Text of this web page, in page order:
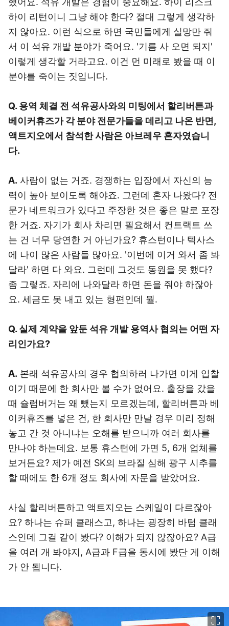
하이 리턴이니 그냥 해야 한다? 절대 그렇게 생각하
지 않아요. 이런 식으로 하면 국민들에게 실망만 줘
서 이 석유 개발 분야가 죽어요. '기름 사 오면 되지'
이렇게 생각할 거라고요. 이건 먼 미래로 봤을 때 이
분야를 죽이는 짓입니다.
Q. 용역 체결 전 석유공사와의 미팅에서 할리버튼과
베이커휴즈가 각 분야 전문가들을 데리고 나온 반면,
액트지오에서 참석한 사람은 아브레우 혼자였습니
다.
A. 사람이 없는 거죠. 경쟁하는 입장에서 자신의 능
력이 높아 보이도록 해야죠. 그런데 혼자 나왔다? 전
문가 네트워크가 있다고 주장한 것은 좋은 말로 포장
한 거죠. 자기가 회사 차리면 필요해서 컨트랙트 쓰
는 건 너무 당연한 거 아닌가요? 휴스턴이나 텍사스
에 나이 많은 사람들 많아요. '이번에 이거 와서 좀 봐
달라' 하면 다 와요. 그런데 그것도 동원을 못 했다?
좀 그렇죠. 자리에 나와달라 하면 돈을 줘야 하잖아
요. 세금도 못 내고 있는 형편인데 뭘.
Q. 실제 계약을 앞둔 석유 개발 용역사 협의는 어떤 자
리인가요?
A. 본래 석유공사의 경우 협의하러 나가면 이게 입찰
이기 때문에 한 회사만 볼 수가 없어요. 출장을 갔을
때 슐럼버거는 왜 뺐는지 모르겠는데, 할리버튼과 베
이커휴즈를 넣은 건, 한 회사만 만날 경우 미리 정해
놓고 간 것 아니냐는 오해를 받으니까 여러 회사를
만나야 하는데요. 보통 휴스턴에 가면 5, 6개 업체를
보거든요? 제가 예전 SK의 브라질 심해 광구 시추를
할 때에도 한 6개 정도 회사에 자문을 받았어요.
사실 할리버튼하고 액트지오는 스케일이 다르잖아
요? 하나는 슈퍼 클래스고, 하나는 굉장히 바텀 클래
스인데 그걸 같이 봤다? 이해가 되지 않잖아요? A급
을 여러 개 봐야지, A급과 F급을 동시에 봤단 게 이해
가 안 됩니다.